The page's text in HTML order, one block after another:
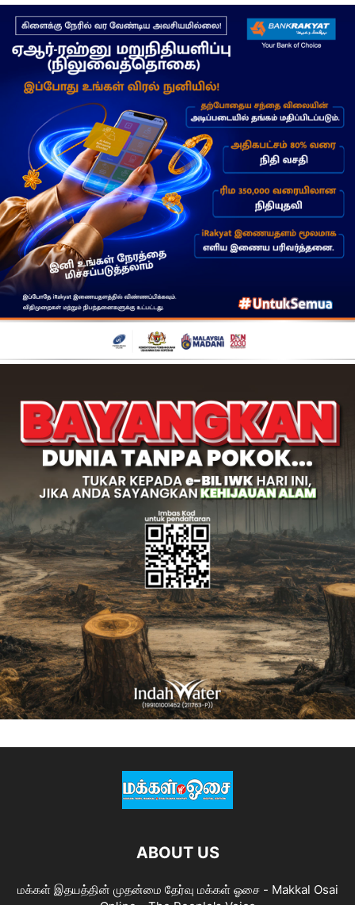
ABOUT US
மக்கள் இதயத்தின் முதன்மை தேர்வு மக்கள் ஓசை - Makkal Osai